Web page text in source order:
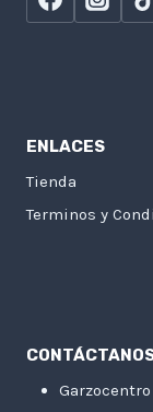
ENLACES
Tienda
Terminos y